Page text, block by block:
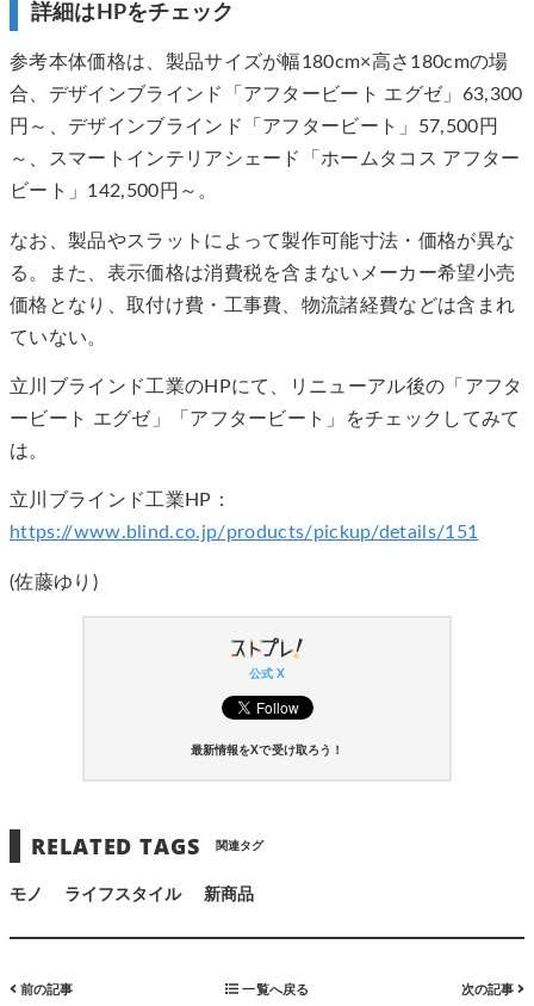
詳細はHPをチェック
参考本体価格は、製品サイズが幅180cm×高さ180cmの場
合、デザインブラインド「アフタービート エグゼ」63,300
円～、デザインブラインド「アフタービート」57,500円
～、スマートインテリアシェード「ホームタコス アフター
ビート」142,500円～。
なお、製品やスラットによって製作可能寸法・価格が異な
る。また、表示価格は消費税を含まないメーカー希望小売
価格となり、取付け費・工事費、物流諸経費などは含まれ
ていない。
立川ブラインド工業のHPにて、リニューアル後の「アフタ
ービート エグゼ」「アフタービート」をチェックしてみて
は。
立川ブラインド工業HP：
https://www.blind.co.jp/products/pickup/details/151
(佐藤ゆり)
公式 X
最新情報をXで受け取ろう！
RELATED TAGS 関連タグ
モノ ライフスタイル 新商品
前の記事 一覧へ戻る 次の記事